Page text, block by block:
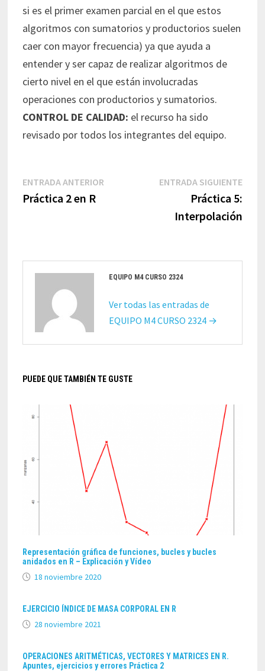
si es el primer examen parcial en el que estos
algoritmos con sumatorios y productorios suelen
caer con mayor frecuencia) ya que ayuda a
entender y ser capaz de realizar algoritmos de
cierto nivel en el que están involucradas
operaciones con productorios y sumatorios.
CONTROL DE CALIDAD: el recurso ha sido
revisado por todos los integrantes del equipo.
Navegación
entradas
ENTRADA ANTERIOR
Práctica 2 en R
ENTRADA SIGUIENTE
Práctica 5:
Interpolación
EQUIPO M4 CURSO 2324
Ver todas las entradas de
EQUIPO M4 CURSO 2324 →
PUEDE QUE TAMBIÉN TE GUSTE
Representación gráfica de funciones, bucles y bucles
anidados en R – Explicación y Vídeo
18 noviembre 2020
EJERCICIO ÍNDICE DE MASA CORPORAL EN R
28 noviembre 2021
OPERACIONES ARITMÉTICAS, VECTORES Y MATRICES EN R.
Apuntes, ejercicios y errores Práctica 2